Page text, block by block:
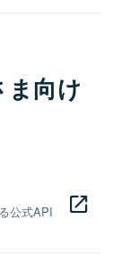
ま向け
公式API